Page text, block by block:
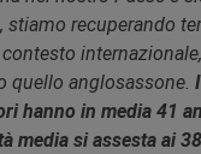
stiamo recuperando
internazionale,
quello anglosassone.
hanno in media 41
media si assesta ai